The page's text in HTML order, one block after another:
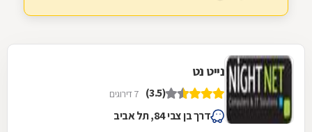
נייט נט
(3.5) 7 דירוגים
דרך בן צבי 84, תל אביב